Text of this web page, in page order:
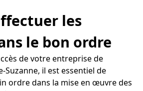
les
le bon ordre
de votre entreprise de
Suzanne, il est essentiel de
ordre dans la mise en œuvre des